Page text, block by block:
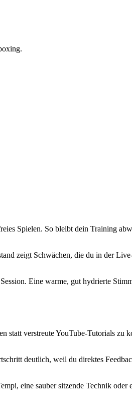
Spielen. So bleibt dein Training
zeigt Schwächen, die du in der
Eine warme, gut hydrierte
statt verstreute YouTube-Tutorials
deutlich, weil du direktes
eine sauber sitzende Technik oder